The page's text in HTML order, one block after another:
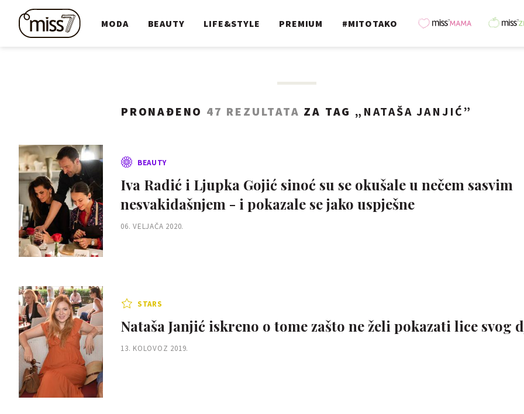
MODA BEAUTY LIFE&STYLE PREMIUM #MITOTAKO
PRONAĐENO 47 REZULTATA ZA TAG „ NATAŠA JANJIĆ ”
BEAUTY
Iva Radić i Ljupka Gojić sinoć su se okušale u nečem sasvim
nesvakidašnjem - i pokazale se jako uspješne
06. VELJAČA 2020.
STARS
Nataša Janjić iskreno o tome zašto ne želi pokazati lice svog
13. KOLOVOZ 2019.